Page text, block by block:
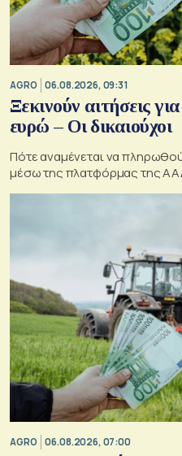
AGRO 06.08.2026, 09:31
Ξεκινούν αιτήσεις
ευρώ – Οι δικαιούχοι
Πότε αναμένεται να
μέσω της πλατφόρμας της
AGRO 06.08.2026, 07:00